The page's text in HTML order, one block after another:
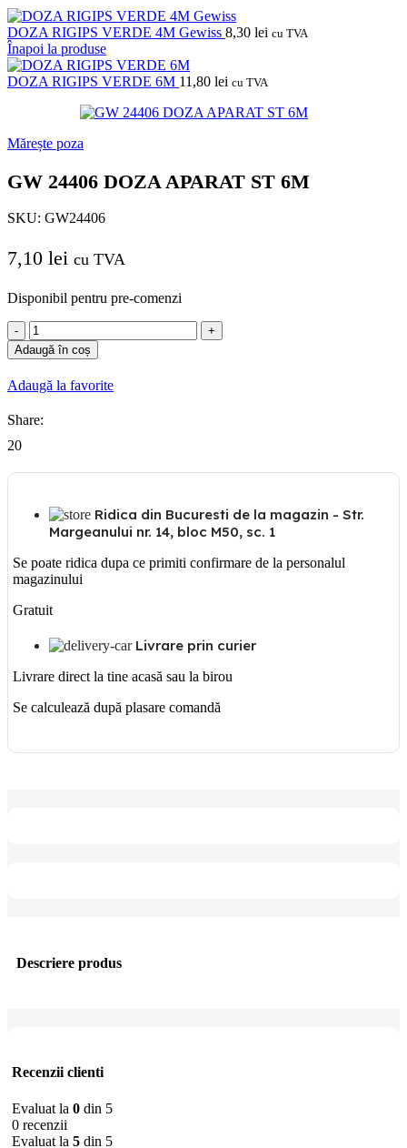
DOZA RIGIPS VERDE 4M Gewiss 8,30 lei cu TVA
Înapoi la produse
DOZA RIGIPS VERDE 6M 11,80 lei cu TVA
Mărește poza
GW 24406 DOZA APARAT ST 6M
SKU: GW24406
7,10 lei cu TVA
Disponibil pentru pre-comenzi
Cantitate
GW
24406
DOZA
APARAT
6M
Adaugă în coș
Adaugă la favorite
Share:
20
Ridica din Bucuresti de la magazin - Str.
Margeanului nr. 14, bloc M50, sc. 1
Se poate ridica dupa ce primiti confirmare de la personalul
magazinului
Gratuit
Livrare prin curier
Livrare direct la tine acasă sau la birou
Se calculează după plasare comandă
Descriere produs
Recenzii clienti
Evaluat la 0 din 5
0 recenzii
Evaluat la 5 din 5